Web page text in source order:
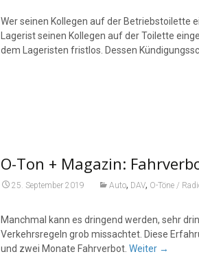
Wer seinen Kollegen auf der Betriebstoilette
Lagerist seinen Kollegen auf der Toilette
dem Lageristen fristlos. Dessen
O-Ton + Magazin:
25. September 2019 Auto, DAV, O-Töne /
Manchmal kann es dringend werden, sehr
Verkehrsregeln grob missachtet. Diese
und zwei Monate Fahrverbot. Weiter →